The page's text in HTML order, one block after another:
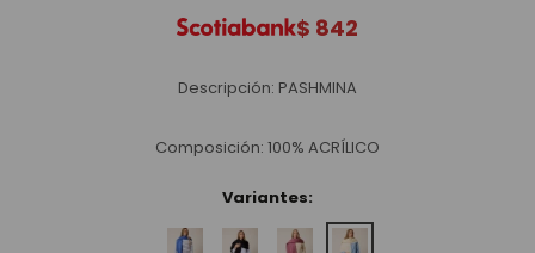
$ 842
Descripción: PASHMINA
Composición: 100% ACRÍLICO
Variantes: